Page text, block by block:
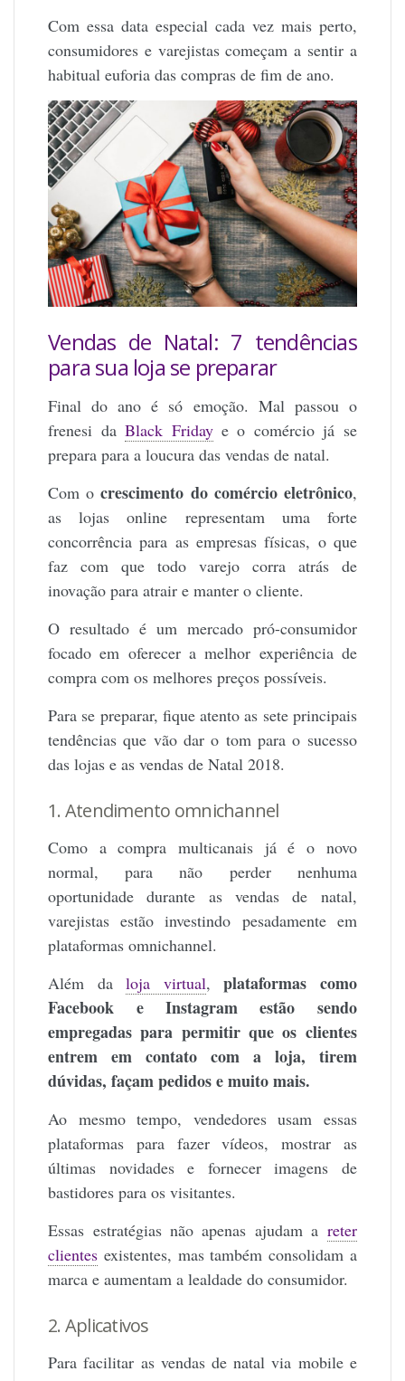
Com essa data especial cada vez mais perto,
consumidores e varejistas começam a sentir a
habitual euforia das compras de fim de ano.
Vendas de Natal: 7 tendências
para sua loja se preparar
Final do ano é só emoção. Mal passou o
frenesi daBlack Fridaye o comércio já se
prepara para a loucura das vendas de natal.
Com ocrescimento do comércio eletrônico,
as lojas online representam uma forte
concorrência para as empresas físicas, o que
faz com que todo varejo corra atrás de
inovação para atrair e manter o cliente.
O resultado é um mercado pró-consumidor
focado em oferecer a melhor experiência de
compra com os melhores preços possíveis.
Para se preparar, fique atento as sete principais
tendências que vão dar o tom para o sucesso
das lojas e as vendas de Natal 2018.
1. Atendimento omnichannel
Como a compra multicanais já é o novo
normal, para não perder nenhuma
oportunidade durante as vendas de natal,
varejistas estão investindo pesadamente em
plataformas omnichannel.
Além daloja virtual,plataformas como
Facebook e Instagram estão sendo
empregadas para permitir que os clientes
entrem em contato com a loja, tirem
dúvidas, façam pedidos e muito mais.
Ao mesmo tempo, vendedores usam essas
plataformas para fazer vídeos, mostrar as
últimas novidades e fornecer imagens de
bastidores para os visitantes.
Essas estratégias não apenas ajudam a reter
clientes existentes, mas também consolidam a
marca e aumentam a lealdade do consumidor.
2. Aplicativos
Para facilitar as vendas de natal via mobile e